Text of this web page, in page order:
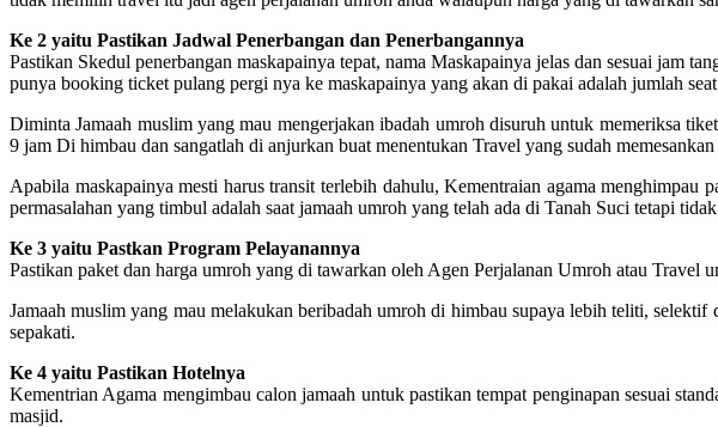
Ke 2 yaitu Pastikan Jadwal Penerbangan dan Penerbangannya
Pastikan Skedul penerbangan maskapainya tepat, nama Maskapainya jelas dan sesuai jam
punya booking ticket pulang pergi nya ke maskapainya yang akan di pakai adalah jumlah
Diminta Jamaah muslim yang mau mengerjakan ibadah umroh disuruh untuk memeriksa
9 jam Di himbau dan sangatlah di anjurkan buat menentukan Travel yang sudah
Apabila maskapainya mesti harus transit terlebih dahulu, Kementraian agama
permasalahan yang timbul adalah saat jamaah umroh yang telah ada di Tanah Suci tetapi
Ke 3 yaitu Pastkan Program Pelayanannya
Pastikan paket dan harga umroh yang di tawarkan oleh Agen Perjalanan Umroh atau Travel
Jamaah muslim yang mau melakukan beribadah umroh di himbau supaya lebih teliti,
sepakati.
Ke 4 yaitu Pastikan Hotelnya
Kementrian Agama mengimbau calon jamaah untuk pastikan tempat penginapan sesuai
masjid.